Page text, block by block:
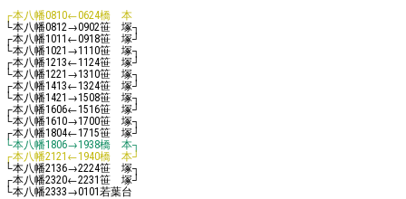
┌本八幡0810←0624橋 本
└本八幡0812→0902笹 塚┐
┌本八幡1011 ←0918笹 塚┘
└本八幡1021 →1110笹 塚┐
┌本八幡1213←1124笹 塚┘
└本八幡1221 →1310笹 塚┐
┌本八幡1413←1324笹 塚┘
└本八幡1421 →1508笹 塚┐
┌本八幡1606←1516笹 塚┘
└本八幡1610→1700笹 塚┐
┌本八幡1804←1715笹 塚┘
└本八幡1806→1938橋 本┐
┌本八幡2121 ←1940橋 本┘
└本八幡2136→2224笹 塚┐
┌本八幡2320←2231笹 塚┘
└本八幡2333→0101若葉台